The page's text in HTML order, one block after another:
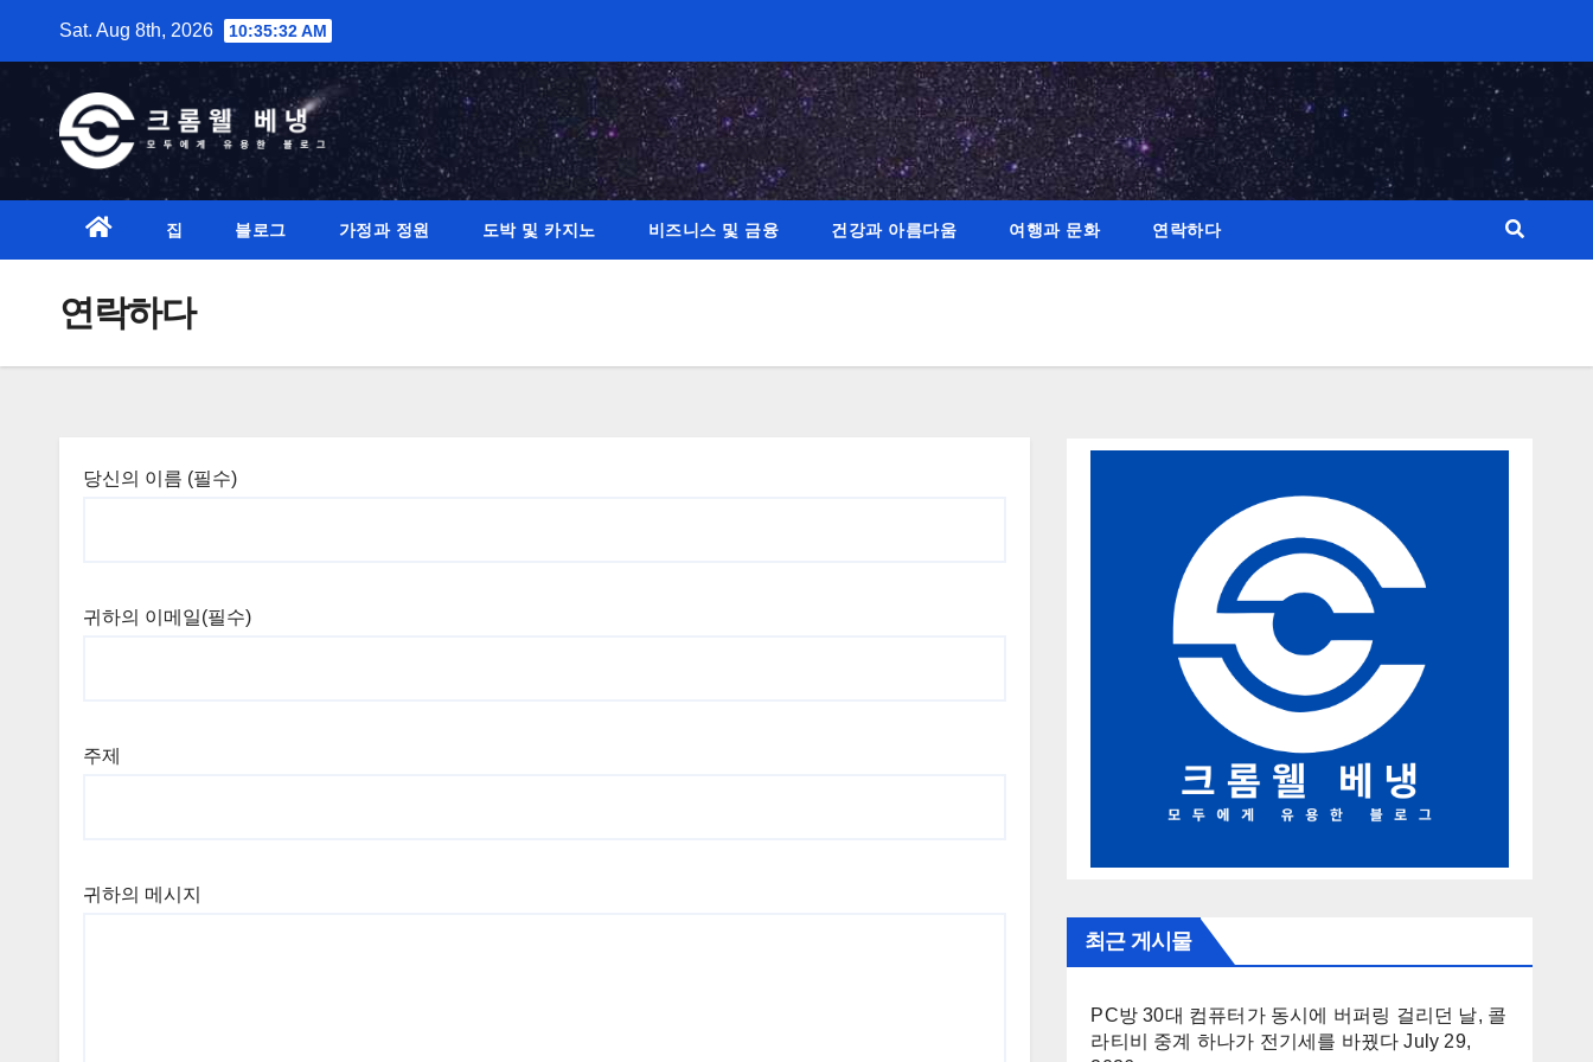
content
Sat. Aug 8th, 2026 10:35:33 AM
집 블로그 가정과 정원 도박 및 카지노 비즈니스 및 금융 건강과 아름다움 여행과 문화 연락하다
연락하다
당신의 이름 (필수)
귀하의 이메일(필수)
주제
귀하의 메시지
최근 게시물
PC방 30대 컴퓨터가 동시에 버퍼링 걸리던 날, 콜
라티비 중계 하나가 전기세를 바꿨다 July 29,